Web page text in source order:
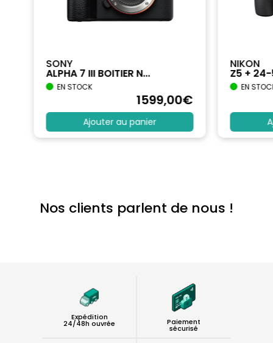
SONY
ALPHA 7 III BOITIER N...
EN STOCK
1599,00€
Ajouter au panier
NIKON
Z5 +
EN
Nos clients parlent de nous !
Expédition
24/48h ouvrée Paiement
sécurisé